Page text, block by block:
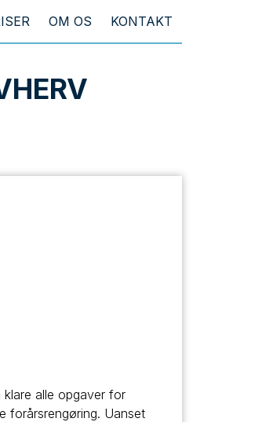
OM OS KONTAKT
alle opgaver for
forårsrengøring. Uanset